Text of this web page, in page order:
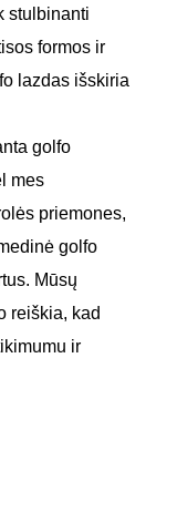
stulbinanti
formos ir
lazdas išskiria
golfo
mes
priemones,
golfo
Mūsų
reiškia, kad
ir